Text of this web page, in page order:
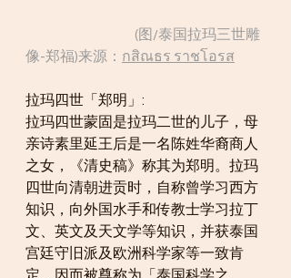
像-郑福)来源： กสิณธร ราชโอรส
拉玛四世「郑明」:
拉玛四世蒙固是拉玛二世的儿子，母
亲诗素里延王后是一名陈姓华裔商人
之女，《清史稿》称其为郑明。拉玛
四世向清朝进贡时，自称曾学习西方
知识，向外国水手和传教士学习拉丁
文、英文及天文学等知识，并获泰国
宫廷守旧派及欧洲科学家等一致肯